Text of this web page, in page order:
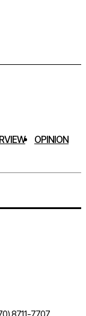
OPINION